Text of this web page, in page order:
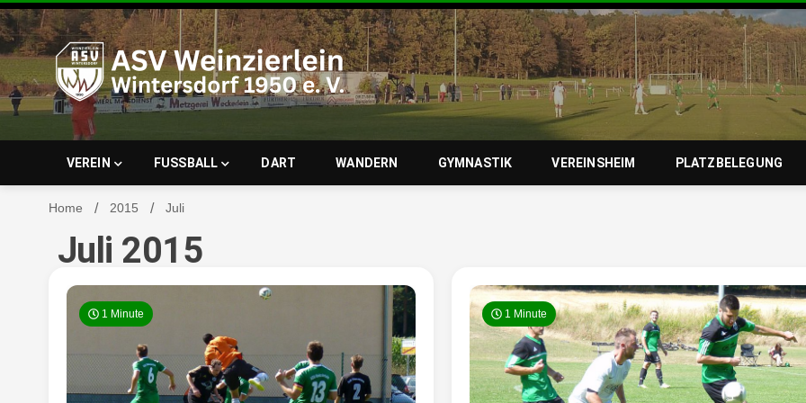
Skip
to
content
ASV Weinzierlein-
Wintersdorf 1950
VEREIN FUSSBALL DART WANDERN GYMNASTIK VEREINSHEIM PLATZBELEGUNG
Home 2015 Juli
Juli 2015
1 Minute 1 Minute